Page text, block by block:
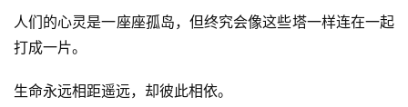
人们的心灵是一座座孤岛，但终究会像这些塔一样连在一起
打成一片。
生命永远相距遥远，却彼此相依。